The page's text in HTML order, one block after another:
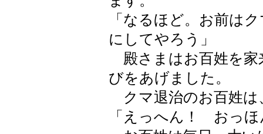
「なるほど。お前は
にしてやろう」
殿さまはお百姓を家
びをあげました。
クマ退治のお百姓は
「えっへん！ おっほ